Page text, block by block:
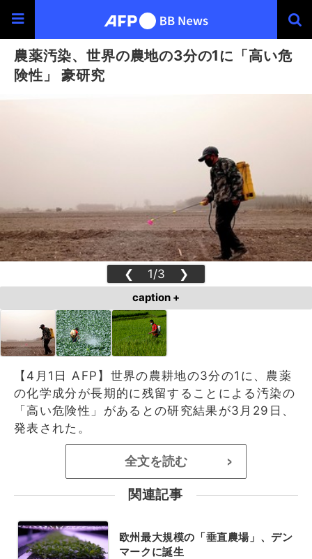
農薬汚染、世界の農地の3分の1に「高い危
険性」 豪研究
❮ 1/3 ❯
caption +
【4月1日 AFP】世界の農耕地の3分の1に、農薬
の化学成分が長期的に残留することによる汚染の
「高い危険性」があるとの研究結果が3月29日、
発表された。
全文を読む >
関連記事
欧州最大規模の「垂直農場」、デン
マークに誕生